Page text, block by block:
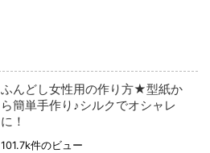
ふんどし女性用の作り方★型紙か
ら簡単手作り♪シルクでオシャレ
に！
101.7k件のビュー